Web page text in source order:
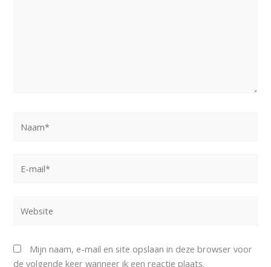
mail*
Mijn naam, e-mail en site opslaan in deze browser voor
de volgende keer wanneer ik een reactie plaats.